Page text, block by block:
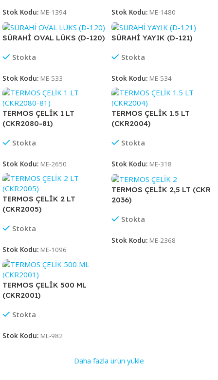
Stok Kodu: ME-1394 Stok Kodu: ME-1480
SÜRAHİ OVAL LÜKS (D-120)
Stokta
Stok Kodu: ME-533
SÜRAHİ YAYIK (D-121)
Stokta
Stok Kodu: ME-534
TERMOS ÇELİK 1 LT
(CKR2080-81)
Stokta
Stok Kodu: ME-2650
TERMOS ÇELİK 1.5 LT
(CKR2004)
Stokta
Stok Kodu: ME-318
TERMOS ÇELİK 2 LT
(CKR2005)
Stokta
Stok Kodu: ME-1096
TERMOS ÇELİK 2,5 LT (CKR
2036)
Stokta
Stok Kodu: ME-2368
TERMOS ÇELİK 500 ML
(CKR2001)
Stokta
Stok Kodu: ME-982
Daha fazla ürün yükle